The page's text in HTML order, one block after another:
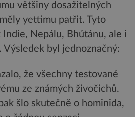
většiny dosažitelných
yettimu patřit. Tyto
Nepálu, Bhútánu, ale i
Výsledek byl jednoznačný:
že všechny testované
ze známých živočichů.
šlo skutečně o hominida,